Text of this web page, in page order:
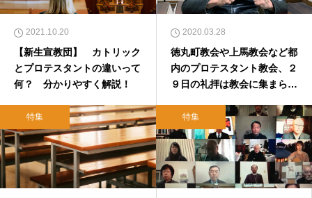
2021.10.20
【新生宣教団】 カトリック
とプロテスタントの違いって
何？ 分かりやすく解説！
2020.03.28
徳丸町教会や上馬教会など都
内のプロテスタント教会、２
９日の礼拝は教会に集まらず
特集 特集